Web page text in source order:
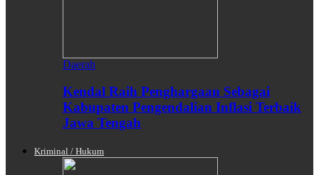
Daerah
Kendal Raih Penghargaan Sebagai
Kabupaten Pengendalian Inflasi Terbaik
Jawa Tengah
Kriminal / Hukum